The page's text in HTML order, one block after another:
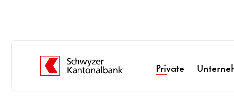
Private